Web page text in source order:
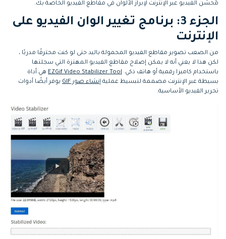
مُحسِّن الفيديو عبر الإنترنت لإبراز الألوان في مقاطع الفيديو الخاصة بك.
الجزء 3: برنامج تغيير الوان الفيديو على
الإنترنت
من الصعب تصوير مقاطع الفيديو المحمولة باليد حتى لو كنت محترفًا مدربًا ،
لكن هذا لا يعني أنه لا يمكن إصلاح مقاطع الفيديو المهتزة التي سجلتها
باستخدام كاميرا رقمية أو هاتف ذكي. EZGif Video Stabilizer Tool هي أداة
بسيطة عبر الإنترنت مصممة لتبسيط عملية إنشاء صور GIF
يوفر أيضًا أدوات
تحرير الفيديو الأساسية.